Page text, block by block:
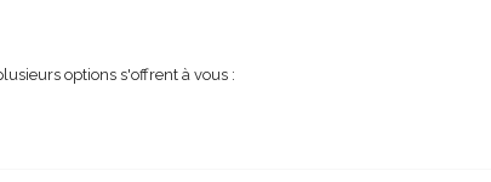
options s'offrent à vous :